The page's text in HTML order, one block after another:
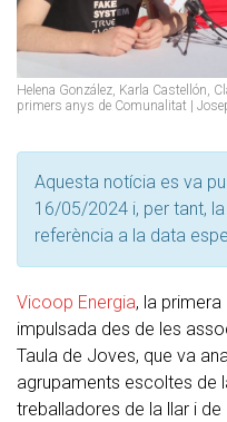
Helena González, Karla Castellón,
primers anys de Comunalitat |
Aquesta notícia es va
16/05/2024 i, per tant,
referència a la data
Vicoop Energia, la
impulsada des de les
Taula de Joves, que va
agrupaments escoltes de
treballadores de la llar i de